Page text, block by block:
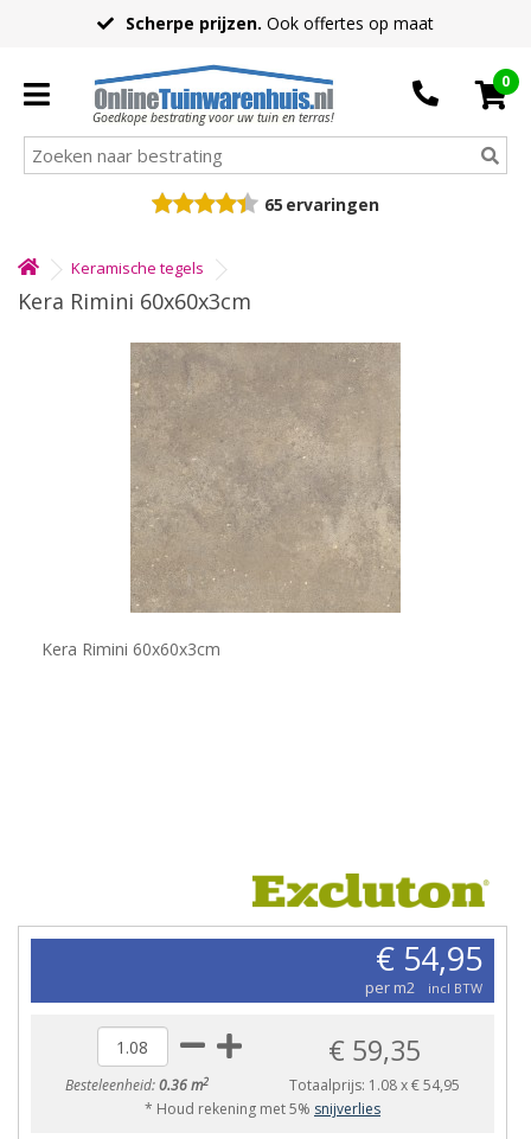
Scherpe prijzen. Ook offertes op maat
Goedkope bestrating voor uw tuin en terras!
0
65 ervaringen
Keramische tegels
Kera Rimini 60x60x3cm
Kera Rimini 60x60x3cm
€ 54,95
per m2 incl BTW
Besteleenheid:0.36 m2
€ 59,35
Totaalprijs: 1.08x€ 54,95
* Houd rekening met 5% snijverlies